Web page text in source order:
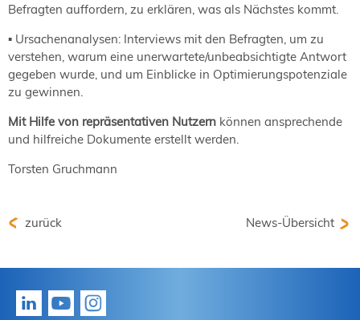
Befragten auffordern, zu erklären, was als Nächstes kommt.
▪ Ursachenanalysen: Interviews mit den Befragten, um zu
verstehen, warum eine unerwartete/unbeabsichtigte Antwort
gegeben wurde, und um Einblicke in Optimierungspotenziale
zu gewinnen.
Mit Hilfe von repräsentativen Nutzern können ansprechende
und hilfreiche Dokumente erstellt werden.
Torsten Gruchmann
zurück News-Übersicht